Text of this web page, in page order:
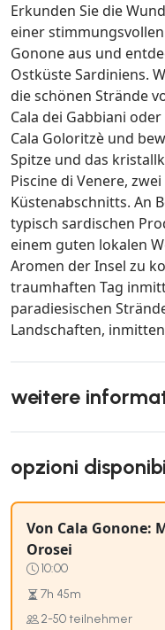
Erkunden Sie die
einer
Gonone aus und
Ostküste Sardiniens.
die schönen Strände
Cala dei Gabbiani
Cala Goloritzè und
Spitze und das
Piscine di Venere,
Küstenabschnitts. An
typisch sardischen
einem guten lokalen
Aromen der Insel zu
traumhaften Tag
paradiesischen
Landschaften,
weitere
opzioni
Von Cala Gonone:
Orosei
10:00
7h 45m
2-50 teilnehmer